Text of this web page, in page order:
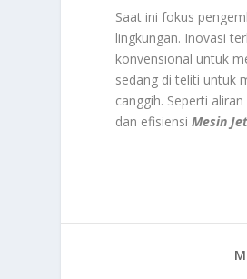
Saat ini fokus
lingkungan. Inovasi
konvensional untuk
sedang di teliti untuk
canggih. Seperti
dan efisiensiMesin Jet